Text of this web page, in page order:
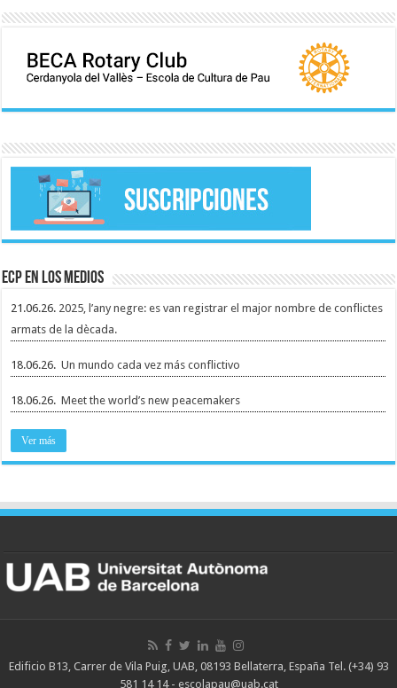
ECP en los medios
21.06.26. 2025, l’any negre: es van registrar el major nombre de conflictes
armats de la dècada.
18.06.26.Un mundo cada vez más conflictivo
18.06.26.Meet the world’s new peacemakers
Ver más
Edificio B13, Carrer de Vila Puig, UAB, 08193 Bellaterra, España Tel. (+34) 93
581 14 14 - escolapau@uab.cat